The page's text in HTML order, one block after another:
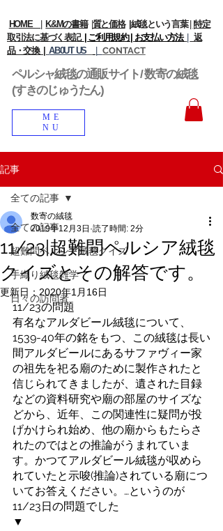
HOME K&Mの書籍| 質と価格| 絨毯という言葉 |特定
取引法に基づく表記
| ご利用規約 | お支払い方法
返
品・交換 |
AB0UT US CONTACT
ペルシャ絨毯の通販サイト/ 数寄の絨毯
(すきのじゅうたん)
ME
NU
記事
全ての記事
超難問ペルシア絨毯クイズ
手織り絨毯雑学
日々の訪問者
全ての記事
11/23|超難問ペルシア絨毯
クイズとその解答です。
数寄の絨毯
2019年12月3日 読了時間: 2分
更新日： 2020年1月16日
11/23の問題
有名なアルダビール絨毯について、
1539-40年の銘をもつ、この絨毯は長い
間アルダビールにあるサファヴィー家
の祖先を祀る廟のために製作されたと
信じられてきましたが、遺された目録
などの資料研究や廟の部屋のサイズな
どから、近年、この関連性に疑問が投
げかけられ始め、他の廟からもたらさ
れたのではとの推論がうまれていま
す。かつてアルダビール絨毯が収めら
れていたと示唆(推論)されている廟につ
いてお答えください。…というのが
11/23日の問題でした
▼